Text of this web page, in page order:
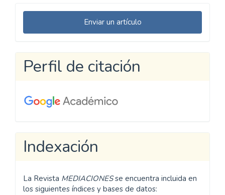
Enviar
un
Enviar un artículo
Perfil de citación
Indexación
La Revista MEDIACIONESse encuentra incluida en
los siguientes índices y bases de datos: